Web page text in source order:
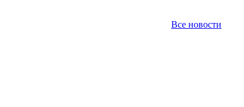
Все новости